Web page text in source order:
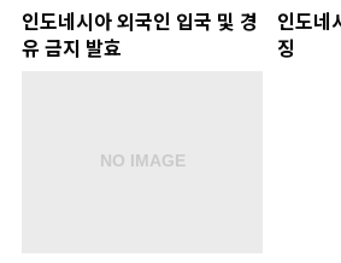
인도네시아 외국인 입국 및 경
유 금지 발효
인도네
징